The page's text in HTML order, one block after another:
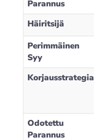
Parannus
Häiritsijä
Perimmäinen
Syy
Korjausstrategia
Odotettu
Parannus